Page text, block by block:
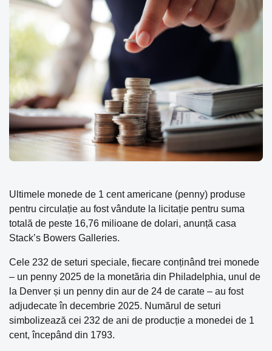
Ultimele monede de 1 cent americane (penny) produse
pentru circulație au fost vândute la licitație pentru suma
totală de peste 16,76 milioane de dolari, anunță casa
Stack’s Bowers Galleries.
Cele 232 de seturi speciale, fiecare conținând trei monede
– un penny 2025 de la monetăria din Philadelphia, unul de
la Denver și un penny din aur de 24 de carate – au fost
adjudecate în decembrie 2025. Numărul de seturi
simbolizează cei 232 de ani de producție a monedei de 1
cent, începând din 1793.